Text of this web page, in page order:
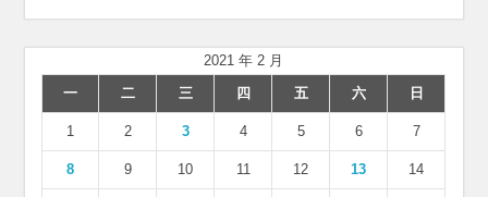
2021 年 2 月
一
二 三 四 五 六 日
1 2 3 4 5 6 7
8 9 10 11 12 13 14